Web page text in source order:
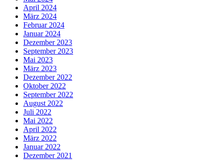
April 2024
März 2024
Februar 2024
Januar 2024
Dezember 2023
September 2023
Mai 2023
März 2023
Dezember 2022
Oktober 2022
September 2022
August 2022
Juli 2022
Mai 2022
April 2022
März 2022
Januar 2022
Dezember 2021